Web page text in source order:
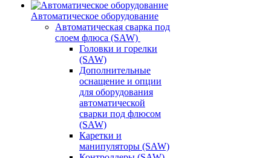
Автоматическое оборудование
Автоматическая сварка под
слоем флюса (SAW)
Головки и горелки
(SAW)
Дополнительные
оснащение и опции
для оборудования
автоматической
сварки под флюсом
(SAW)
Каретки и
манипуляторы (SAW)